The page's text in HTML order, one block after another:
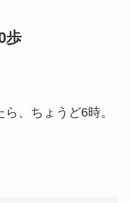
歩
、ちょうど6時。